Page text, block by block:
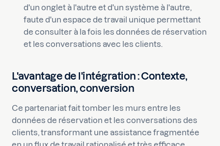
d'un onglet à l'autre et d'un système à l'autre,
faute d'un espace de travail unique permettant
de consulter à la fois les données de réservation
et les conversations avec les clients.
L'avantage de l'intégration : Contexte,
conversation, conversion
Ce partenariat fait tomber les murs entre les
données de réservation et les conversations des
clients, transformant une assistance fragmentée